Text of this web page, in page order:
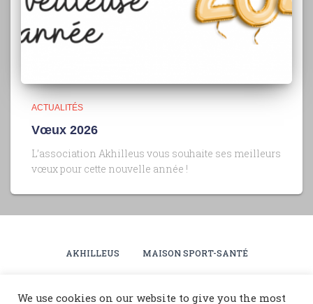
ACTUALITÉS
Vœux 2026
L’association Akhilleus vous souhaite ses meilleurs
vœux pour cette nouvelle année !
AKHILLEUS MAISON SPORT-SANTÉ
We use cookies on our website to give you the most